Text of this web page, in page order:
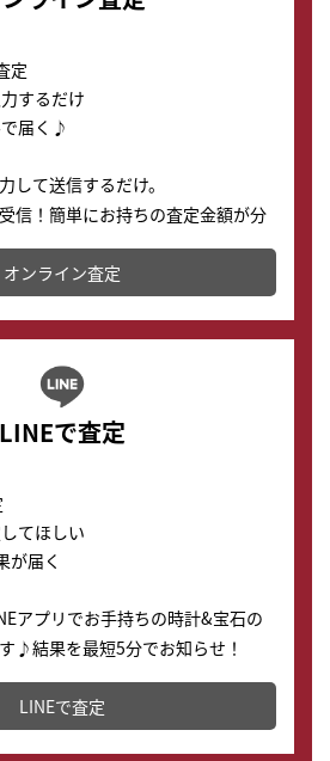
定
するだけ
届く♪
して送信するだけ。
信！簡単にお持ちの査定金額が分
オンライン査定
LINEで査定
てほしい
が届く
アプリでお手持ちの時計&宝石の
♪結果を最短5分でお知らせ！
定金額を知ることが出来ます。
LINEで査定